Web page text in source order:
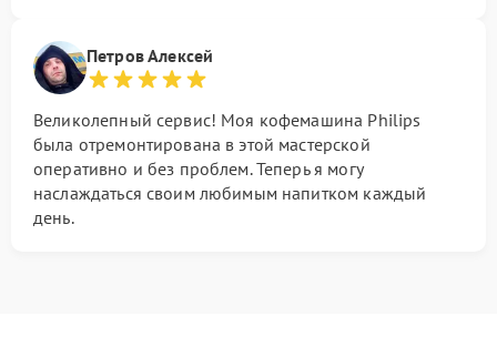
Петров Алексей
Великолепный сервис! Моя кофемашина Philips
была отремонтирована в этой мастерской
оперативно и без проблем. Теперь я могу
наслаждаться своим любимым напитком каждый
день.